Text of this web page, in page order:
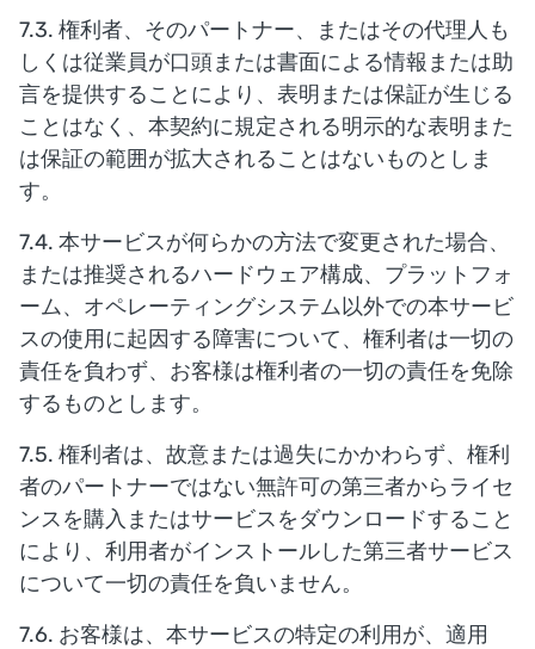
7.3. 権利者、そのパートナー、またはその代理人も
しくは従業員が口頭または書面による情報または助
言を提供することにより、表明または保証が生じる
ことはなく、本契約に規定される明示的な表明また
は保証の範囲が拡大されることはないものとしま
す。
7.4. 本サービスが何らかの方法で変更された場合、
または推奨されるハードウェア構成、プラットフォ
ーム、オペレーティングシステム以外での本サービ
スの使用に起因する障害について、権利者は一切の
責任を負わず、お客様は権利者の一切の責任を免除
するものとします。
7.5. 権利者は、故意または過失にかかわらず、権利
者のパートナーではない無許可の第三者からライセ
ンスを購入またはサービスをダウンロードすること
により、利用者がインストールした第三者サービス
について一切の責任を負いません。
7.6. お客様は、本サービスの特定の利用が、適用